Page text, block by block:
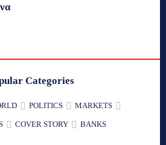
Categories
POLITICS MARKETS
COVER STORY BANKS